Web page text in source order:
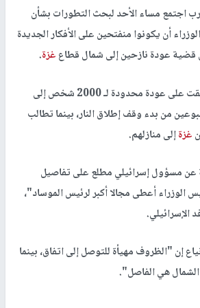
مساء الأحد لبحث التطورات بشأن
أن يكونوا منفتحين على الأفكار الجديدة
عودة نازحين إلى شمال قطاعغزة.
وأضافت أن إسرائيل وافقت على عودة محدودة لـ 2000 شخص إلى
من بدء وقف إطلاق النار، بينما تطالب
غزةإلى منازلهم.
عن مسؤول إسرائيلي مطلع على تفاصيل
الوزراء أعطى مجالا أكبر لرئيس الموساد"،
الإسرائيلي.
إن "الظروف مهيأة للتوصل إلى اتفاق، بينما
هي الفاصل".